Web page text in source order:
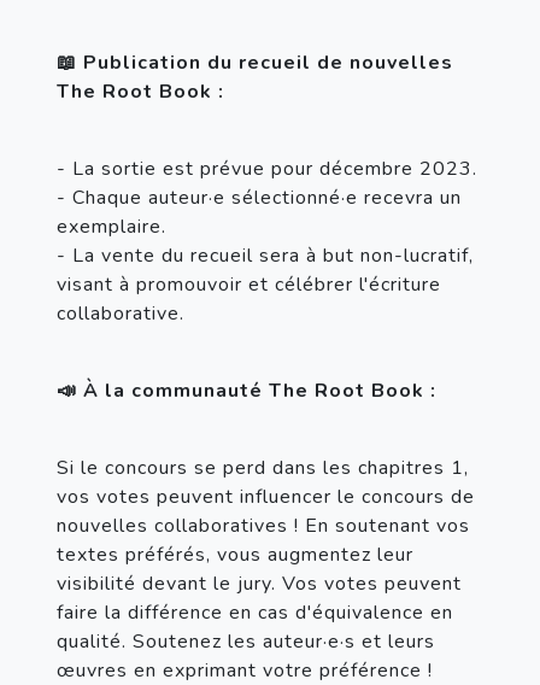
📖 Publication du recueil de nouvelles
The Root Book :
- La sortie est prévue pour décembre 2023.
- Chaque auteur·e sélectionné·e recevra un
exemplaire.
- La vente du recueil sera à but non-lucratif,
visant à promouvoir et célébrer l'écriture
collaborative.
📣 À la communauté The Root Book :
Si le concours se perd dans les chapitres 1,
vos votes peuvent influencer le concours de
nouvelles collaboratives ! En soutenant vos
textes préférés, vous augmentez leur
visibilité devant le jury. Vos votes peuvent
faire la différence en cas d'équivalence en
qualité. Soutenez les auteur·e·s et leurs
œuvres en exprimant votre préférence !